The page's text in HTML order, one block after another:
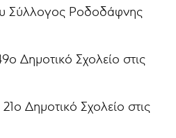
Σύλλογος Ροδοδάφνης
Δημοτικό Σχολείο στις
Δημοτικό Σχολείο στις